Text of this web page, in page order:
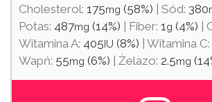
Cholesterol: 175mg (58%) Sód: 380
Potas: 487mg (14%) Fiber: 1g (4%)
Witamina A: 405IU (8%) Witamina C:
Wapń: 55mg (6%) Żelazo: 2.5mg